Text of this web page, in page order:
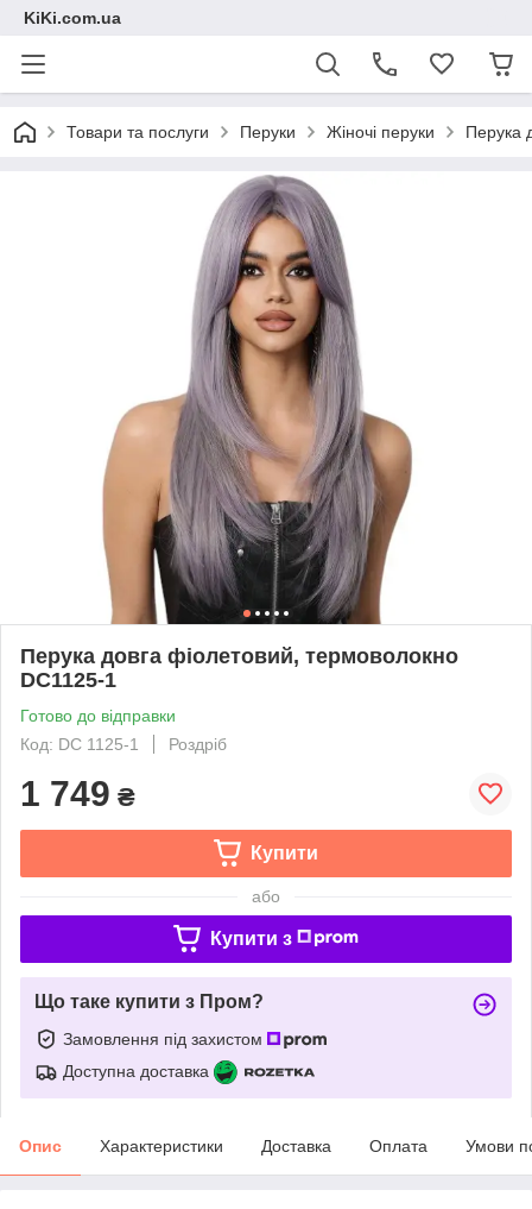
KiKi.com.ua
Товари та послуги Перуки Жіночі перуки Перука
Перука довга фіолетовий, термоволокно
DC1125-1
Готово до відправки
Код: DC 1125-1
Роздріб
1 749 ₴
Купити
або
Купити з
Що таке купити з Пром?
Замовлення під захистом
Доступна доставка
Опис Характеристики Доставка Оплата Умови